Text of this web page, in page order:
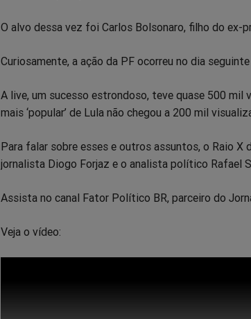
FacebookWhatsapp
TwitterMessenger
Telegram
Gettr
O alvo dessa vez foi Carlos Bolsonaro, filho do ex-
Curiosamente, a ação da PF ocorreu no dia
A live, um sucesso estrondoso, teve quase 500 mil
mais ‘popular’ de Lula não chegou a 200 mil
Para falar sobre esses e outros assuntos, o Raio X
jornalista Diogo Forjaz e o analista político Rafael
Assista no canal Fator Político BR, parceiro do
Veja o vídeo: